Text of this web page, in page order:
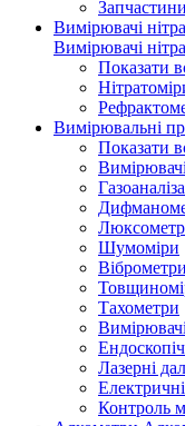
Вимірювачі
Вимірювачі
Показати
Вимірювальні
Показати
Шумоміри
Віброметри
Тахометри
Лазерні
Контроль